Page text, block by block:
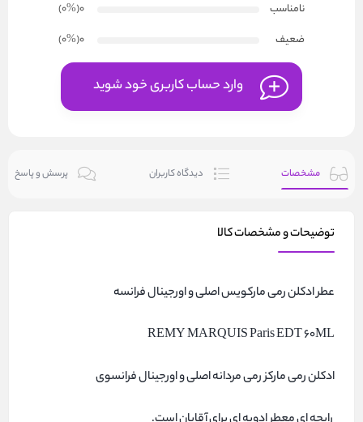
نامناسب
0(۰%
)
ضعیف
0(۰%
)
وارد حساب کاربری خود شوید
مشخصات دیدگاه کاربران پرسش و پاسخ
توضیحات و مشخصات کالا
عطر ادکلن رمی مارکویس اصلی و اورجینال فرانسه
REMY MARQUIS Paris EDT 60ML
ادکلن رمی مارکز رمی مردانه اصلی و اورجینال فرانسوی